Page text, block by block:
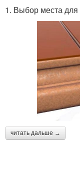
1. Выбор места для
читать дальше →